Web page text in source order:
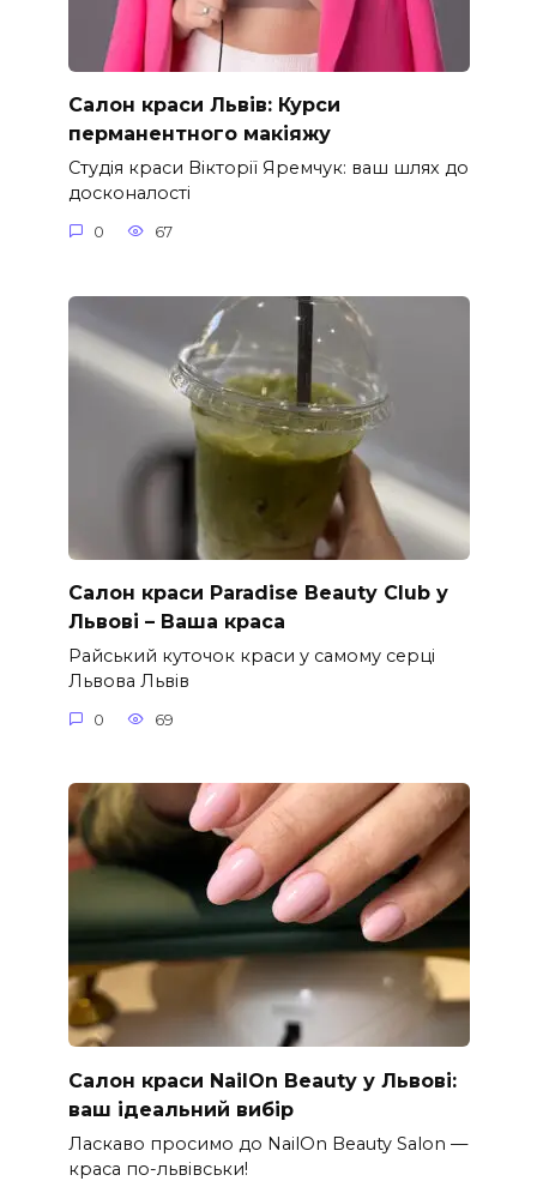
Салон краси Львів: Курси
перманентного макіяжу
Студія краси Вікторії Яремчук: ваш шлях до
досконалості
0 67
Салон краси Paradise Beauty Club у
Львові – Ваша краса
Райський куточок краси у самому серці
Львова Львів
0 69
Салон краси NailOn Beauty у Львові:
ваш ідеальний вибір
Ласкаво просимо до NailOn Beauty Salon —
краса по-львівськи!